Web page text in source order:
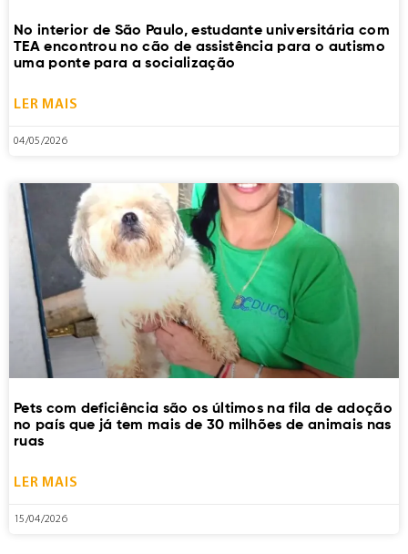
No interior de São Paulo, estudante universitária com
TEA encontrou no cão de assistência para o autismo
uma ponte para a socialização
LER MAIS
04/05/2026
Pets com deficiência são os últimos na fila de adoção
no país que já tem mais de 30 milhões de animais nas
ruas
LER MAIS
15/04/2026